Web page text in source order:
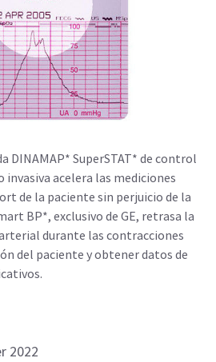
DINAMAP* SuperSTAT* de control
acelera las mediciones
de la paciente sin perjuicio de la
BP*, exclusivo de GE, retrasa la
durante las contracciones
del paciente y obtener datos de
2022